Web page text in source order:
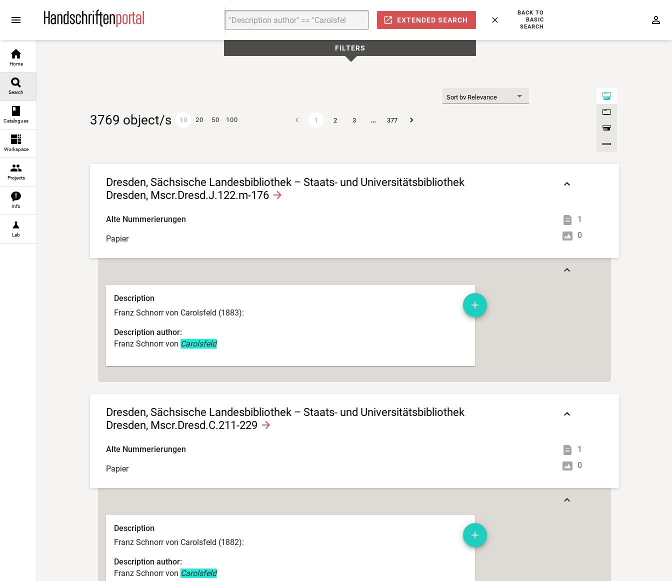
first result
page navigation
filter functionalities
search
EXTENDED SEARCH
BACK TO
BASIC
SEARCH
Home
Search
Catalogues
Workspace
Projects
Info
Lab
FILTERS
3769 object/s 10 20 50 100 1 2 3 … 377
Dresden, Sächsische Landesbibliothek – Staats- und Universitätsbibliothek
Dresden, Mscr.Dresd.J.122.m-176
Alte Nummerierungen
Papier
1
0
Description
Franz Schnorr von Carolsfeld (1883):
Description author:
Franz Schnorr von Carolsfeld
Dresden, Sächsische Landesbibliothek – Staats- und Universitätsbibliothek
Dresden, Mscr.Dresd.C.211-229
Alte Nummerierungen
Papier
1
0
Description
Franz Schnorr von Carolsfeld (1882):
Description author:
Franz Schnorr von Carolsfeld